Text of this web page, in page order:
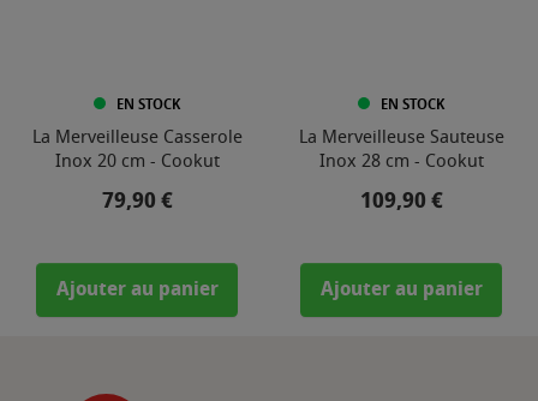
EN STOCK
La Merveilleuse Casserole
Inox 20 cm - Cookut
Prix
79,90 €
Ajouter au panier
EN STOCK
La Merveilleuse Sauteuse
Inox 28 cm - Cookut
Prix
109,90 €
Ajouter au panier